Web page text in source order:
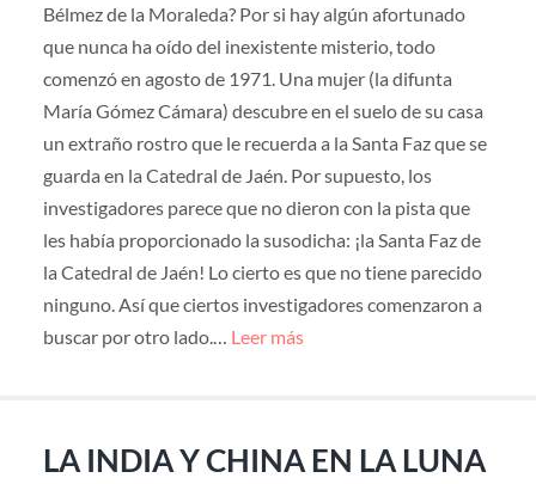
Bélmez de la Moraleda? Por si hay algún afortunado
que nunca ha oído del inexistente misterio, todo
comenzó en agosto de 1971. Una mujer (la difunta
María Gómez Cámara) descubre en el suelo de su casa
un extraño rostro que le recuerda a la Santa Faz que se
guarda en la Catedral de Jaén. Por supuesto, los
investigadores parece que no dieron con la pista que
les había proporcionado la susodicha: ¡la Santa Faz de
la Catedral de Jaén! Lo cierto es que no tiene parecido
ninguno. Así que ciertos investigadores comenzaron a
buscar por otro lado.… Leer más
LA INDIA Y CHINA EN LA LUNA